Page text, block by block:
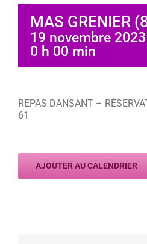
MAS GRENIER
19 novembre
0 h 00 min
REPAS DANSANT –
61
AJOUTER AU CALENDRIER